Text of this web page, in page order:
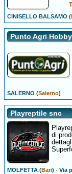
CINISELLO BALSAMO (
Punto Agri
SALERNO (Salerno)
Playreptile snc
di
MOLFETTA (Bari) -Via